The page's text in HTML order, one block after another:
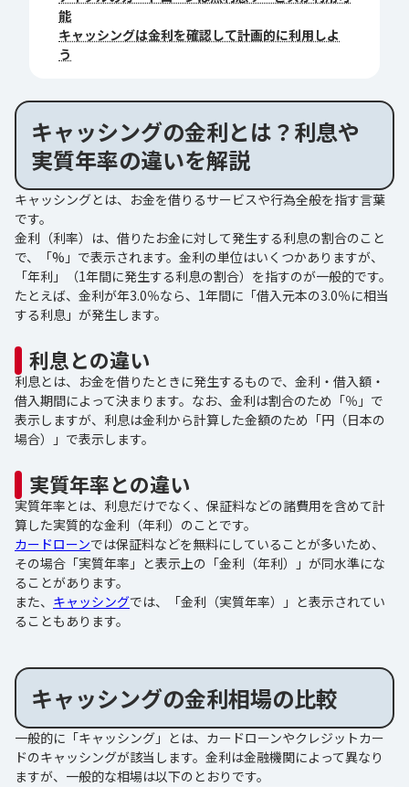
能
キャッシングは金利を確認して計画的に利用しよ
う
キャッシングの金利とは？利息や
実質年率の違いを解説
キャッシングとは、お金を借りるサービスや行為全般を指す言葉
です。
金利（利率）は、借りたお金に対して発生する利息の割合のこと
で、「%」で表示されます。金利の単位はいくつかありますが、
「年利」（1年間に発生する利息の割合）を指すのが一般的です。
たとえば、金利が年3.0％なら、1年間に「借入元本の3.0％に相当
する利息」が発生します。
利息との違い
利息とは、お金を借りたときに発生するもので、金利・借入額・
借入期間によって決まります。なお、金利は割合のため「％」で
表示しますが、利息は金利から計算した金額のため「円（日本の
場合）」で表示します。
実質年率との違い
実質年率とは、利息だけでなく、保証料などの諸費用を含めて計
算した実質的な金利（年利）のことです。
カードローンでは保証料などを無料にしていることが多いため、
その場合「実質年率」と表示上の「金利（年利）」が同水準にな
ることがあります。
また、 キャッシングでは、「金利（実質年率）」と表示されてい
ることもあります。
キャッシングの金利相場の比較
一般的に「キャッシング」とは、カードローンやクレジットカー
ドのキャッシングが該当します。金利は金融機関によって異なり
ますが、一般的な相場は以下のとおりです。